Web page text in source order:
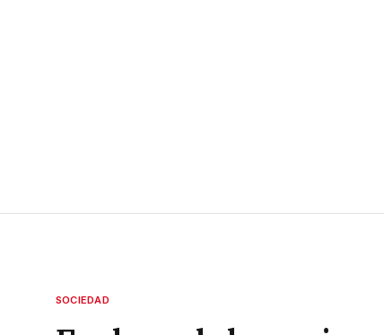
SOCIEDAD